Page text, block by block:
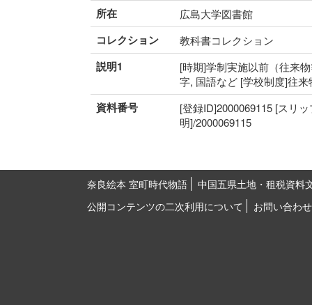
所在 広島大学図書館
コレクション 教科書コレクション
説明1
[時期]学制実施以前（往来
字, 国語など [学校制度]往来
資料番号
[登録ID]2000069115 [スリ
明]/2000069115
奈良絵本 室町時代物語
中国五県土地・租税資料
公開コンテンツの二次利用について
お問い合わせ